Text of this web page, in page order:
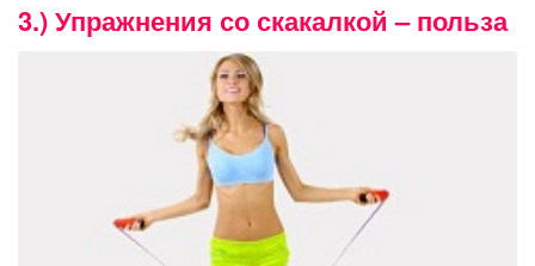
3.) Упражнения со скакалкой – польза